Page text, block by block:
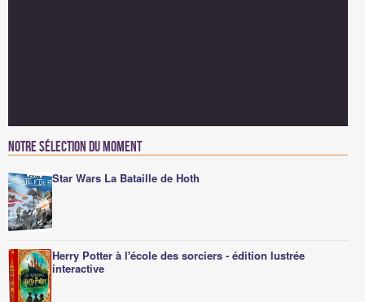
Notre sélection du moment
Star Wars La Bataille de Hoth
Herry Potter à l'école des sorciers - édition lustrée
interactive